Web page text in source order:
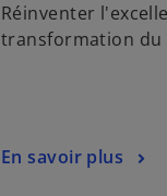
Réinventer
transformation du
En savoir plus